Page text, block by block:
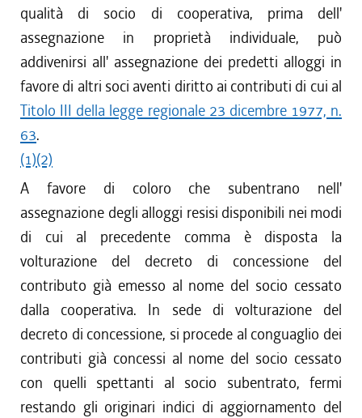
qualità di socio di cooperativa, prima dell'
assegnazione in proprietà individuale, può
addivenirsi all' assegnazione dei predetti alloggi in
favore di altri soci aventi diritto ai contributi di cui al
Titolo III della legge regionale 23 dicembre 1977, n.
63.
(1)(2)
A favore di coloro che subentrano nell'
assegnazione degli alloggi resisi disponibili nei modi
di cui al precedente comma è disposta la
volturazione del decreto di concessione del
contributo già emesso al nome del socio cessato
dalla cooperativa. In sede di volturazione del
decreto di concessione, si procede al conguaglio dei
contributi già concessi al nome del socio cessato
con quelli spettanti al socio subentrato, fermi
restando gli originari indici di aggiornamento del